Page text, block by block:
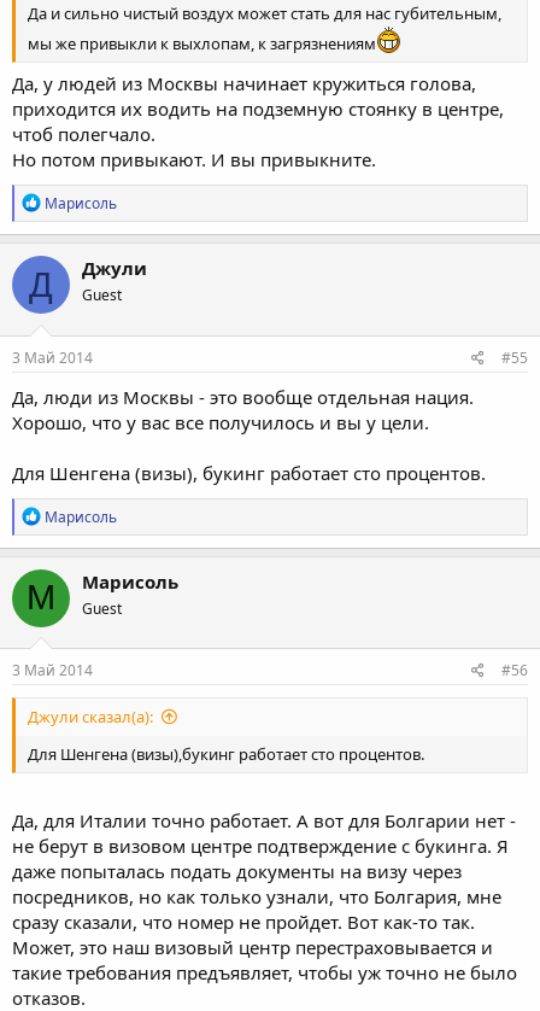
Да и сильно чистый воздух может стать для нас губительным,
мы же привыкли к выхлопам, к загрязнениям
Да, у людей из Москвы начинает кружиться голова,
приходится их водить на подземную стоянку в центре,
чтоб полегчало.
Но потом привыкают. И вы привыкните.
Р
е
а
к
ц
и
и
:
Марисоль
Д Джули
Guest
3 Май 2014 #55
Да, люди из Москвы - это вообще отдельная нация.
Хорошо, что у вас все получилось и вы у цели.
Для Шенгена (визы), букинг работает сто процентов.
Р
е
а
к
ц
и
и
:
Марисоль
М Марисоль
Guest
3 Май 2014 #56
Джули сказал(а):
Для Шенгена (визы),букинг работает сто процентов.
Да, для Италии точно работает. А вот для Болгарии нет -
не берут в визовом центре подтверждение с букинга. Я
даже попыталась подать документы на визу через
посредников, но как только узнали, что Болгария, мне
сразу сказали, что номер не пройдет. Вот как-то так.
Может, это наш визовый центр перестраховывается и
такие требования предъявляет, чтобы уж точно не было
отказов.